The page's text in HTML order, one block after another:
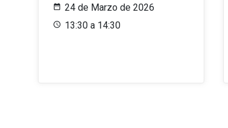
24 de Marzo de 2026
13:30 a 14:30